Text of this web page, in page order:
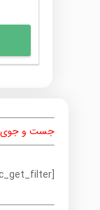
جست و جوی
[prdctfltr_sc_get_filter]